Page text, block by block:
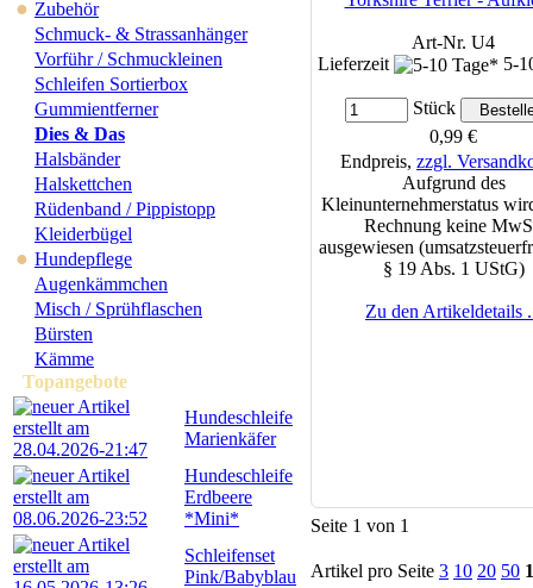
● Zubehör
Schmuck- & Strassanhänger
Vorführ / Schmuckleinen
Schleifen Sortierbox
Gummientferner
Dies & Das
Halsbänder
Halskettchen
Rüdenband / Pippistopp
Kleiderbügel
● Hundepflege
Augenkämmchen
Misch / Sprühflaschen
Bürsten
Kämme
Topangebote
Hundeschleife
Marienkäfer
Hundeschleife
Erdbeere
*Mini*
Schleifenset
Pink/Babyblau
Art-Nr. U4
Lieferzeit
5-
Stück
0,99 €
Endpreis, zzgl.
Aufgrund des
Kleinunternehmerstatus
Rechnung keine
ausgewiesen
§ 19 Abs. 1 UStG)
Zu den Artikeldetails
Seite 1 von 1
Artikel pro Seite 3 10 20 50